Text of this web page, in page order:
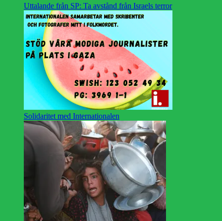
Uttalande från SP: Ta avstånd från Israels terror
Solidaritet med Internationalen